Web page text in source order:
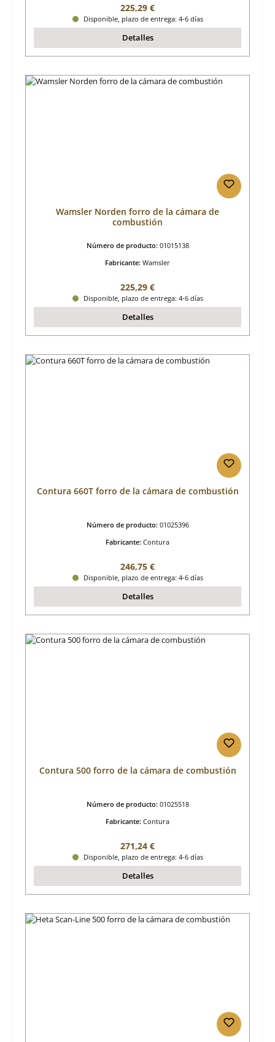
Precio normal:
225,29 €
Disponible, plazo de entrega: 4-6 días
Detalles
Wamsler Norden forro de la cámara de
combustión
Número de producto: 01015138
Fabricante: Wamsler
Precio normal:
225,29 €
Disponible, plazo de entrega: 4-6 días
Detalles
Contura 660T forro de la cámara de combustión
Número de producto: 01025396
Fabricante: Contura
Precio normal:
246,75 €
Disponible, plazo de entrega: 4-6 días
Detalles
Contura 500 forro de la cámara de combustión
Número de producto: 01025518
Fabricante: Contura
Precio normal:
271,24 €
Disponible, plazo de entrega: 4-6 días
Detalles